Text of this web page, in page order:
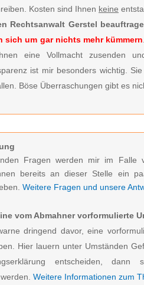
Kosten sind Ihnen keine
Rechtsanwalt Gerstel
sich um gar nichts mehr kümmern
eine Vollmacht zusenden
ist mir besonders wichtig.
Böse Überraschungen gibt es
Fragen werden mir im Falle
bereits an dieser Stelle ein
Weitere Fragen und unsere
vom Abmahner vorformulierte
dringend davor, eine
Hier lauern unter Umständen
entscheiden, dann
Weitere Informationen zum